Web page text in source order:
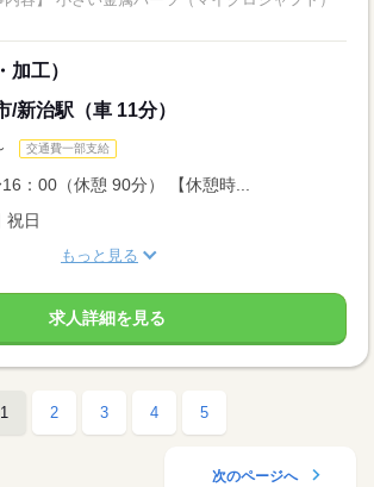
加工）
/新治駅（車 11分）
交通費一部支給
16：00（休憩 90分） 【休憩時...
祝日
もっと見る
求人詳細を見る
1 2 3 4 5
次のページへ